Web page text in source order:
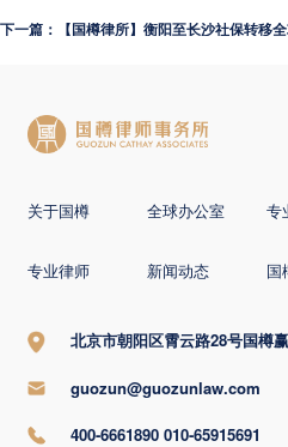
下一篇：【国樽律所】衡阳至长沙社保转移
关于国樽 全球办公室 专
专业律师 新闻动态 国
北京市朝阳区霄云路28号国樽
guozun@guozunlaw.com
400-6661890 010-65915691